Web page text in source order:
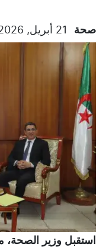
صحة 21 أبريل, 2026
استقبل وزير